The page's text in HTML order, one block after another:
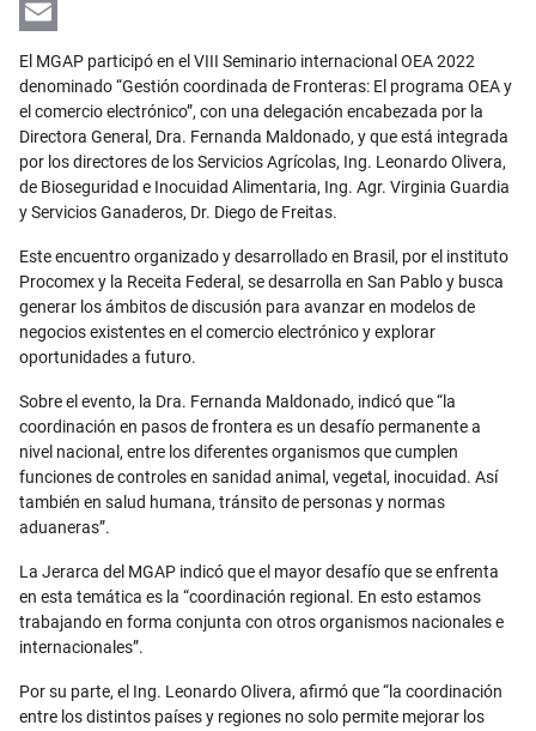
LinkedIn
Email
El MGAP participó en el VIII Seminario internacional OEA 2022
denominado “Gestión coordinada de Fronteras: El programa OEA y
el comercio electrónico”, con una delegación encabezada por la
Directora General, Dra. Fernanda Maldonado, y que está integrada
por los directores de los Servicios Agrícolas, Ing. Leonardo Olivera,
de Bioseguridad e Inocuidad Alimentaria, Ing. Agr. Virginia Guardia
y Servicios Ganaderos, Dr. Diego de Freitas.
Este encuentro organizado y desarrollado en Brasil, por el instituto
Procomex y la Receita Federal, se desarrolla en San Pablo y busca
generar los ámbitos de discusión para avanzar en modelos de
negocios existentes en el comercio electrónico y explorar
oportunidades a futuro.
Sobre el evento, la Dra. Fernanda Maldonado, indicó que “la
coordinación en pasos de frontera es un desafío permanente a
nivel nacional, entre los diferentes organismos que cumplen
funciones de controles en sanidad animal, vegetal, inocuidad. Así
también en salud humana, tránsito de personas y normas
aduaneras”.
La Jerarca del MGAP indicó que el mayor desafío que se enfrenta
en esta temática es la “coordinación regional. En esto estamos
trabajando en forma conjunta con otros organismos nacionales e
internacionales”.
Por su parte, el Ing. Leonardo Olivera, afirmó que “la coordinación
entre los distintos países y regiones no solo permite mejorar los